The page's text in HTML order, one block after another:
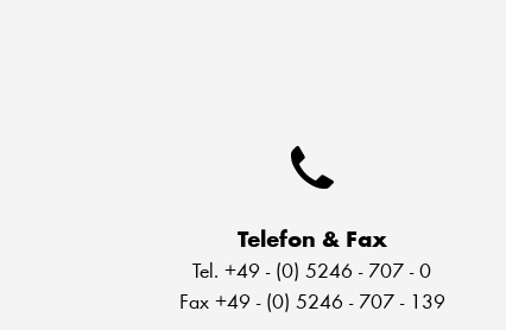
Telefon & Fax
Tel. +49 - (0) 5246 - 707 - 0
Fax +49 - (0) 5246 - 707 - 139